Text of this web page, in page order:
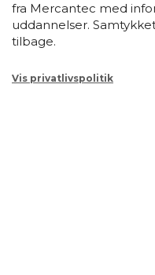
fra Mercantec med
uddannelser.
tilbage.
Vis privatlivspolitik